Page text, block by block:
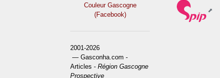
Couleur Gascogne
(Facebook)
2001-2026
— Gasconha.com -
Articles -Région Gascogne
Prospective